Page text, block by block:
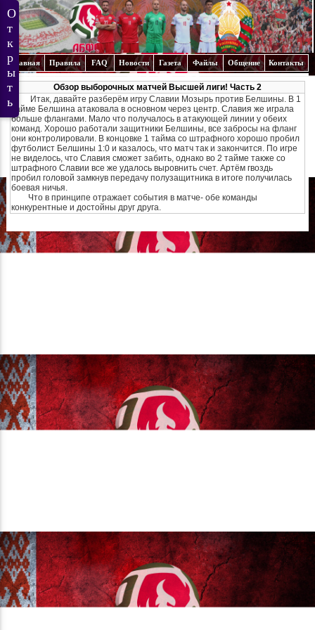
Главная Правила FAQ Новости Газета Файлы Общение Контакты
Обзор выборочных матчей Высшей лиги! Часть 2
Итак, давайте разберём игру Славии Мозырь против Белшины. В 1
тайме Белшина атаковала в основном через центр. Славия же играла
больше флангами. Мало что получалось в атакующей линии у обеих
команд. Хорошо работали защитники Белшины, все забросы на фланг
они контролировали. В концовке 1 тайма со штрафного хорошо пробил
футболист Белшины 1:0 и казалось, что матч так и закончится. По игре
не виделось, что Славия сможет забить, однако во 2 тайме также со
штрафного Славии все же удалось выровнить счет. Артём гвоздь
пробил головой замкнув передачу полузащитника в итоге получилась
боевая ничья.
Что в принципе отражает события в матче- обе команды
конкурентные и достойны друг друга.